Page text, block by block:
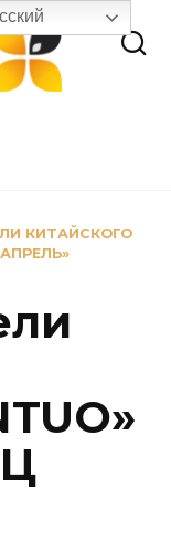
КИТАЙСКОГО